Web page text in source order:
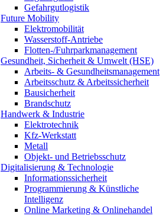
Gefahrgutlogistik
Future Mobility
Elektromobilität
Wasserstoff-Antriebe
Flotten-/Fuhrparkmanagement
Gesundheit, Sicherheit & Umwelt (HSE)
Arbeits- & Gesundheitsmanagement
Arbeitsschutz & Arbeitssicherheit
Bausicherheit
Brandschutz
Handwerk & Industrie
Elektrotechnik
Kfz-Werkstatt
Metall
Objekt- und Betriebsschutz
Digitalisierung & Technologie
Informationssicherheit
Programmierung & Künstliche
Intelligenz
Online Marketing & Onlinehandel